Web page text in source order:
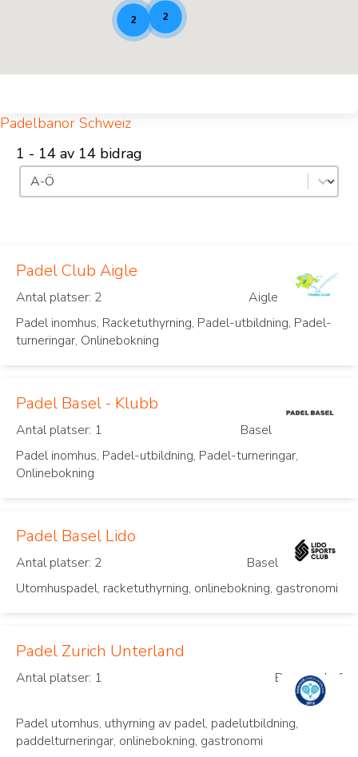
2
2
Padelbanor Schweiz
1 - 14 av 14 bidrag
Sortering
Sortera innehåll
Padel Club Aigle
Antal platser: 2
Aigle
Padel inomhus, Racketuthyrning, Padel-utbildning, Padel-
turneringar, Onlinebokning
Padel Basel - Klubb
Antal platser: 1
Basel
Padel inomhus, Padel-utbildning, Padel-turneringar,
Onlinebokning
Padel Basel Lido
Antal platser: 2
Basel
Utomhuspadel, racketuthyrning, onlinebokning, gastronomi
Padel Zurich Unterland
Antal platser: 1 Bassersdorf
Padel utomhus, uthyrning av padel, padelutbildning,
paddelturneringar, onlinebokning, gastronomi